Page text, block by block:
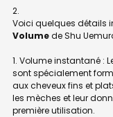
Voici quelques détails
Volumede Shu
1. Volume instantané :
sont spécialement
aux cheveux fins et
les mèches et leur
première utilisation.